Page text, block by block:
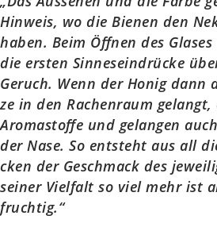
Hin­weis, wo die Bienen den
haben. Beim Öffnen des
die ersten Sin­nes­ein­drü­cke
Geruch. Wenn der Honig
ze in den Rachen­raum
Aro­ma­stof­fe und gelan­gen
der Nase. So ent­steht aus all
cken der Geschmack des
seiner Viel­falt so viel mehr ist
fruch­tig.“